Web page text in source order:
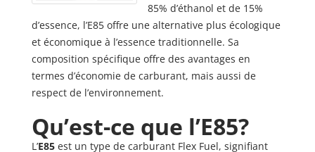
85% d’éthanol et de 15%
d’essence, l’E85 offre une alternative plus écologique
et économique à l’essence traditionnelle. Sa
composition spécifique offre des avantages en
termes d’économie de carburant, mais aussi de
respect de l’environnement.
Qu’est-ce que l’E85?
L’E85 est un type de carburant Flex Fuel, signifiant